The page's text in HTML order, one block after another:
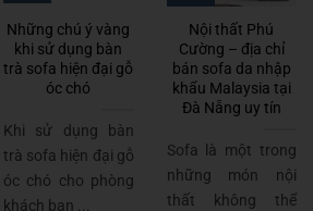
Những chú ý vàng
khi sử dụng bàn
trà sofa hiện đại gỗ
óc chó
Khi sử dụng bàn
trà sofa hiện đại gỗ
óc chó cho phòng
khách bạn ...
Nội thất Phú
Cường – địa chỉ
bán sofa da nhập
khẩu Malaysia tại
Đà Nẵng uy tín
Sofa là một trong
những món nội
thất không thể